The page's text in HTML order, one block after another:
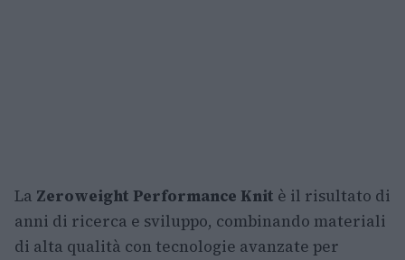
La Zeroweight Performance Knit è il risultato di
anni di ricerca e sviluppo, combinando materiali
di alta qualità con tecnologie avanzate per